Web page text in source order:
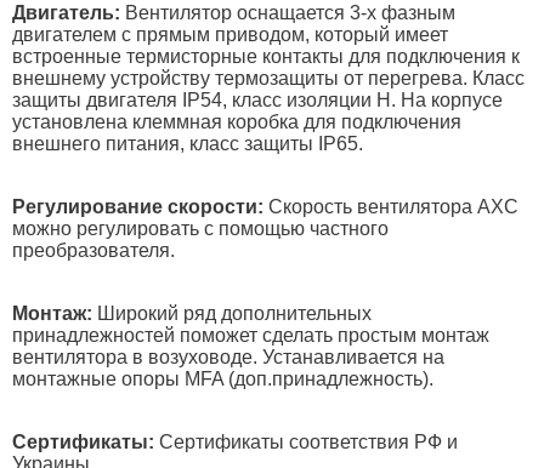
Двигатель: Вентилятор оснащается 3-х фазным
двигателем с прямым приводом, который имеет
встроенные термисторные контакты для подключения к
внешнему устройству термозащиты от перегрева. Класс
защиты двигателя IP54, класс изоляции Н. На корпусе
установлена клеммная коробка для подключения
внешнего питания, класс защиты IP65.
Регулирование скорости: Скорость вентилятора AXC
можно регулировать с помощью частного
преобразователя.
Монтаж: Широкий ряд дополнительных
принадлежностей поможет сделать простым монтаж
вентилятора в возуховоде. Устанавливается на
монтажные опоры MFA (доп.принадлежность).
Сертификаты: Сертификаты соответствия РФ и